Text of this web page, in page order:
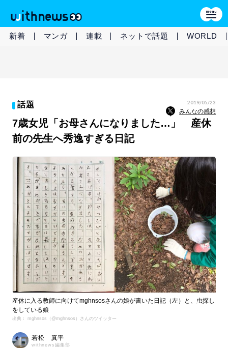
新着 マンガ 連載 ネットで話題 WORLD
話題 2019/05/23
みんなの感想
7歳女児「お母さんになりました…」 産休
前の先生へ秀逸すぎる日記
産休に入る教師に向けてmghnsosさんの娘が書いた日記（左）と、虫探し
をしている娘
出典： mghnsos（@mghnsos）さんのツイッター
若松 真平
withnews編集部